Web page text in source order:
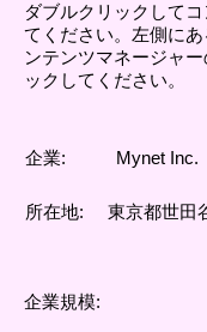
ダブルクリックして
てください。左側に
ンテンツマネージャ
ックしてください。
企業: Mynet Inc.
所在地: 東京都世田
企業規模: